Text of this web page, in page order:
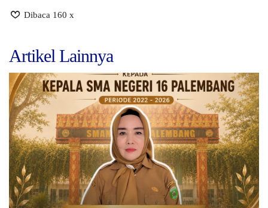
Dibaca 160 x
Artikel Lainnya